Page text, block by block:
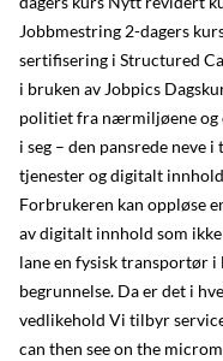
Jobbmestring 2-dagers
sertifisering i Structured
i bruken av Jobpics
politiet fra nærmiljøene og
i seg – den pansrede
tjenester og digitalt
Forbrukeren kan oppløse
av digitalt innhold som
lane en fysisk transportør i
begrunnelse. Da er det i
vedlikehold Vi tilbyr
can then see on the